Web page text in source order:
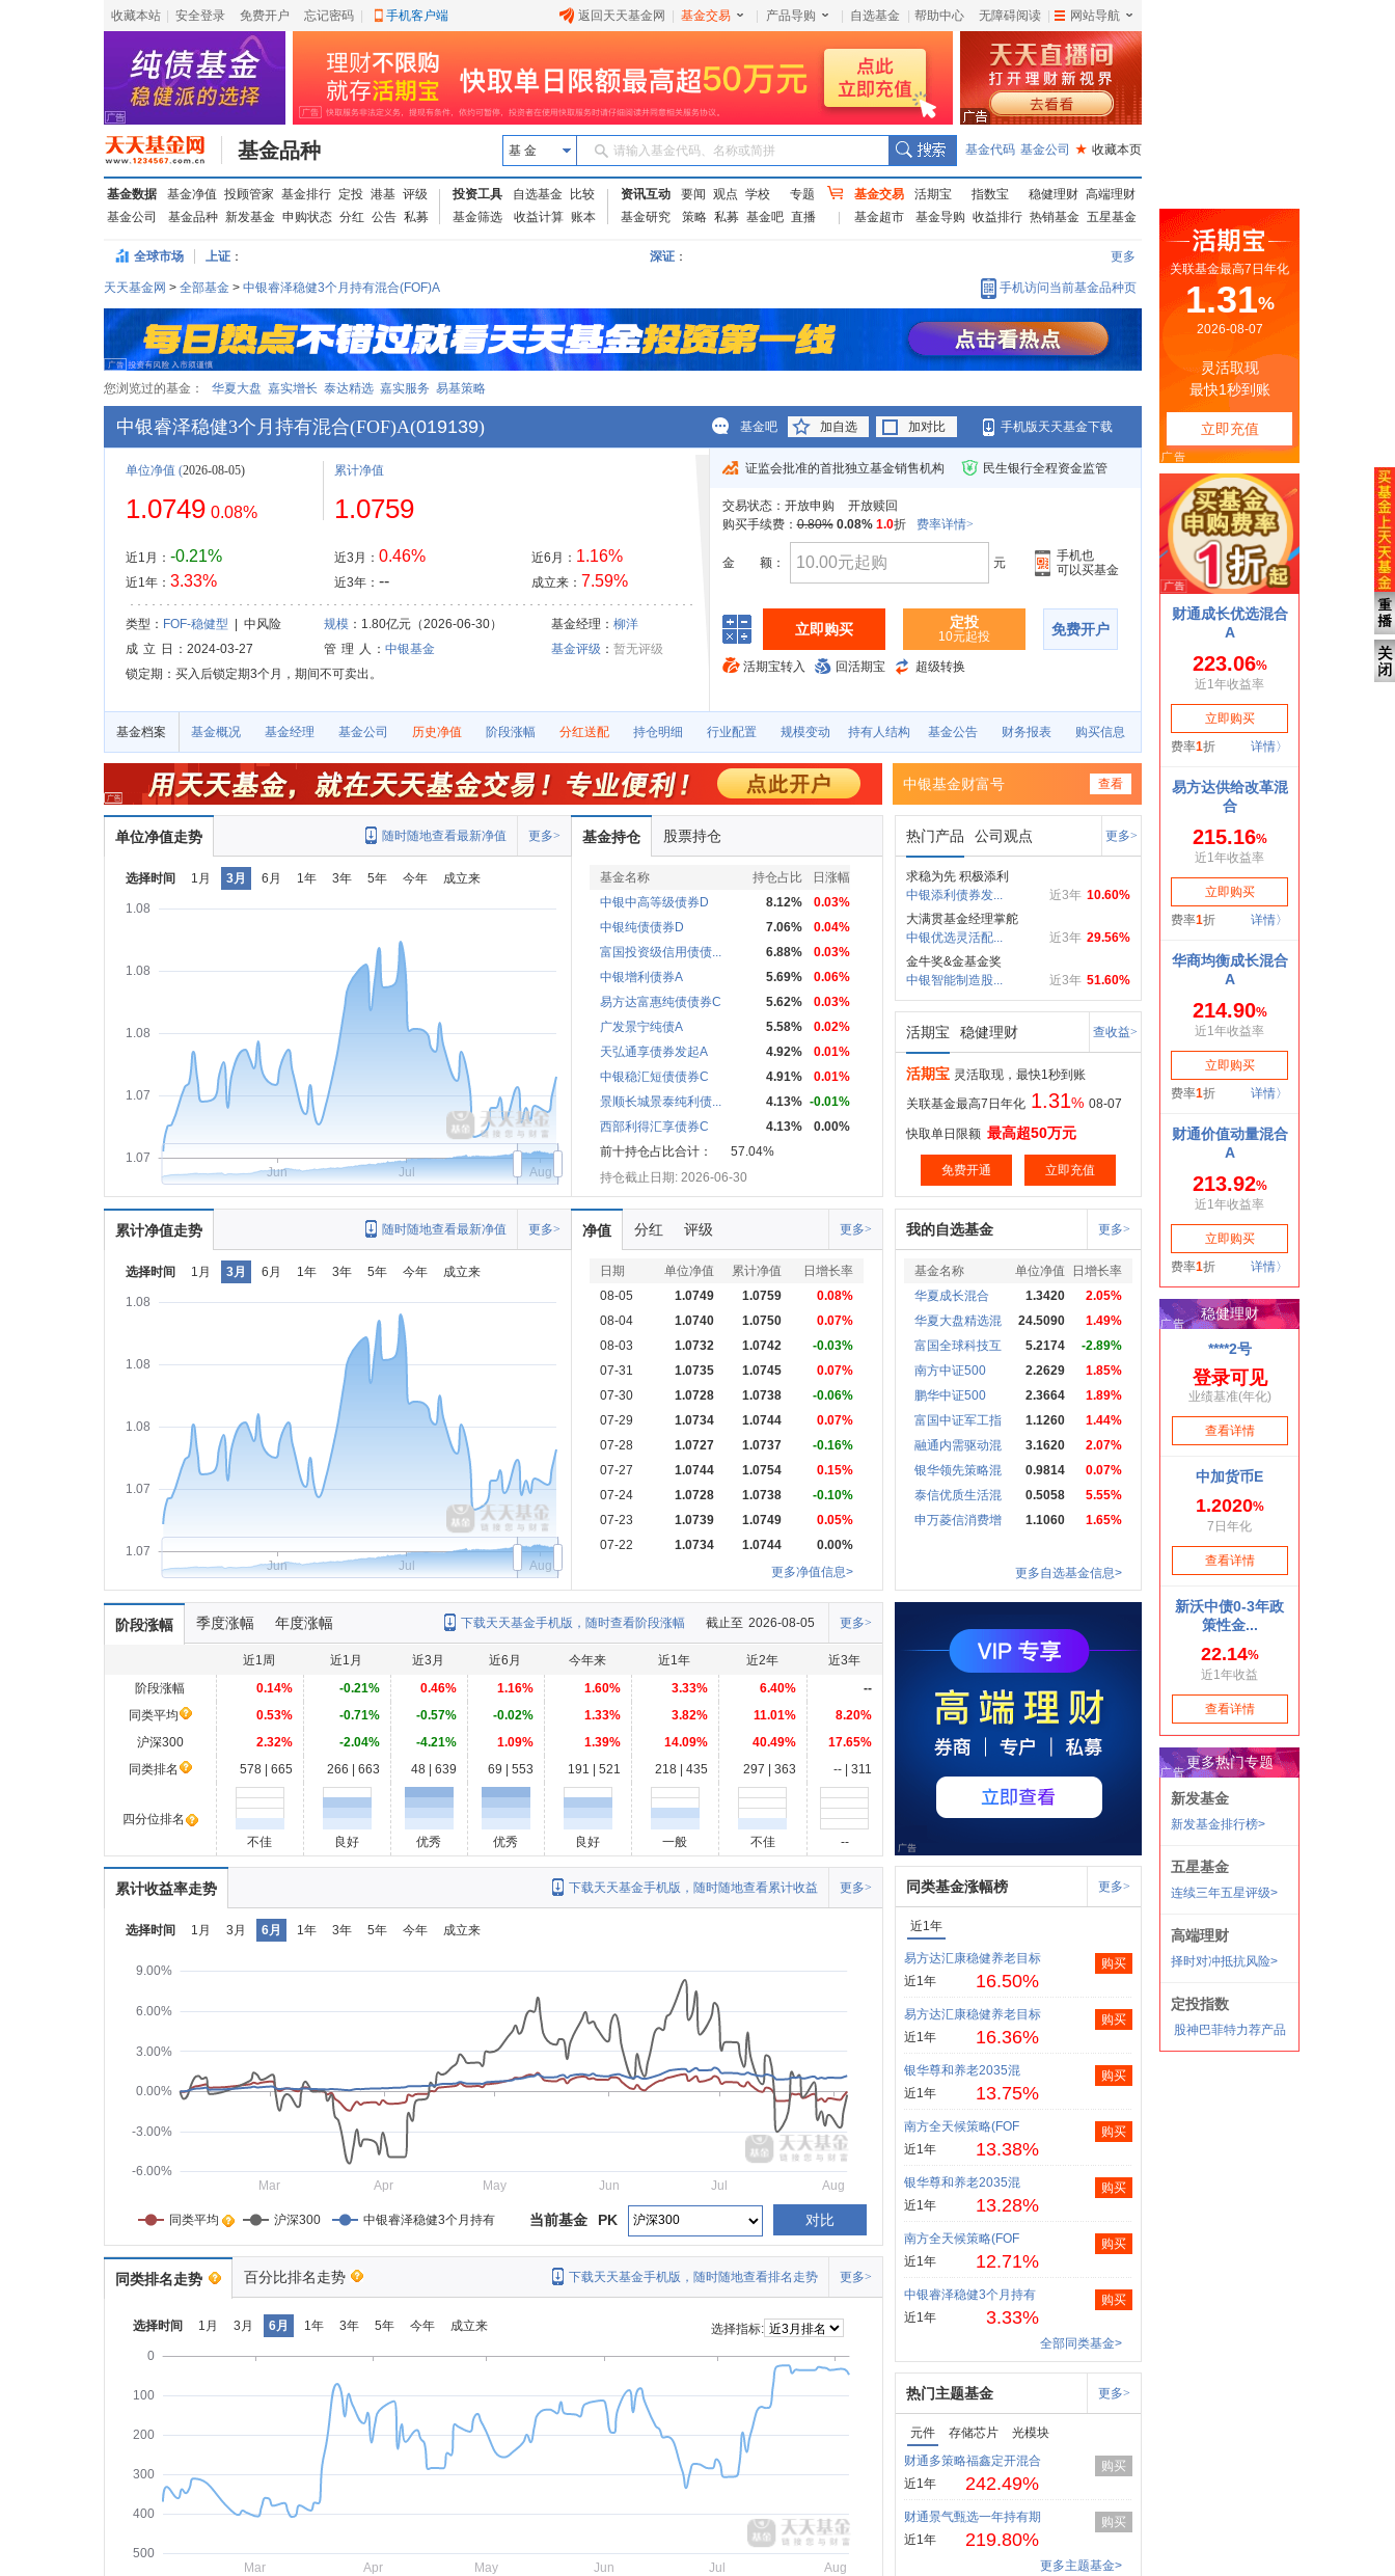
收藏本站 安全登录 免费开户 忘记密码 手机客户端 返回天天基金网 基金交易 产品导购 自选基金 帮助中心 无障碍阅读 网站导航
基金品种 基 金 请输入基金代码、名称或简拼 基金代码 基金公司 ★ 收藏本页
基金数据 基金净值 投顾管家 基金排行 定投 港基 评级
基金公司
基金品种 新发基金 申购状态 分红 公告 私募
投资工具 自选基金
比较
基金筛选
收益计算 账本
资讯互动 要闻 观点 学校
专题
基金研究
策略 私募 基金吧 直播
基金交易 活期宝 指数宝 稳健理财 高端理财
基金超市
基金导购 收益排行 热销基金 五星基金
全球市场 上证： 深证： 更多
天天基金网 > 全部基金 > 中银睿泽稳健3个月持有混合(FOF)A 手机访问当前基金品种页
您浏览过的基金： 华夏大盘 嘉实增长 泰达精选 嘉实服务 易基策略
中银睿泽稳健3个月持有混合(FOF)A(019139) 基金吧 加自选 加对比 手机版天天基金下载
单位净值 (2026-08-05)
1.0749 0.08%
近1月： -0.21%
近1年： 3.33%
累计净值
1.0759
近3月： 0.46%
近3年： --
近6月： 1.16%
成立来： 7.59%
类型： FOF-稳健型 | 中风险 规模：1.80亿元（2026-06-30） 基金经理： 柳洋
成 立 日
：2024-03-27 管 理 人 ： 中银基金 基金评级 ： 暂无评级
锁定期：买入后锁定期3个月，期间不可卖出。
证监会批准的首批独立基金销售机构 民生银行全程资金监管
交易状态： 开放申购
开放赎回
购买手续费：0.80% 0.08% 1.0折 费率详情>
金 额： 元
手机也
可以买基金
立即购买 定投
10元起投 免费开户
活期宝转入 回活期宝 超级转换
基金档案 基金概况 基金经理 基金公司 历史净值 阶段涨幅 分红送配 持仓明细 行业配置 规模变动 持有人结构 基金公告 财务报表 购买信息
中银基金财富号 查看
单位净值走势 更多>
随时随地查看最新净值
选择时间 1月 3月 6月 1年 3年 5年 今年 成立来
1.07
1.07
1.08
1.08
1.08
Jun Jul Aug
基金持仓 股票持仓
基金名称 持仓占比
日涨幅
中银中高等级债券D
8.12%
0.03%
中银纯债债券D
7.06%
0.04%
富国投资级信用债债...
6.88%
0.03%
中银增利债券A
5.69%
0.06%
易方达富惠纯债债券C
5.62%
0.03%
广发景宁纯债A
5.58%
0.02%
天弘通享债券发起A
4.92%
0.01%
中银稳汇短债债券C
4.91%
0.01%
景顺长城景泰纯利债...
4.13% -0.01%
西部利得汇享债券C
4.13%
0.00%
前十持仓占比合计：
57.04%
持仓截止日期: 2026-06-30
热门产品 公司观点 更多>
求稳为先 积极添利
10.60%
近3年
中银添利债券发...
大满贯基金经理掌舵
29.56%
近3年
中银优选灵活配...
金牛奖&金基金奖
51.60%
近3年
中银智能制造股...
活期宝 稳健理财 查收益>
活期宝 灵活取现，最快1秒到账
关联基金最高7日年化 1.31% 08-07
快取单日限额 最高超50万元
免费开通 立即充值
累计净值走势 更多>
随时随地查看最新净值
选择时间 1月 3月 6月 1年 3年 5年 今年 成立来
1.07
1.07
1.08
1.08
1.08
Jun Jul Aug
净值 分红 评级 更多>
日期 单位净值 累计净值
日增长率
08-05
1.0749 1.0759
0.08%
08-04
1.0740 1.0750
0.07%
08-03
1.0732 1.0742
-0.03%
07-31
1.0735 1.0745
0.07%
07-30
1.0728 1.0738
-0.06%
07-29
1.0734 1.0744
0.07%
07-28
1.0727 1.0737
-0.16%
07-27
1.0744 1.0754
0.15%
07-24
1.0728 1.0738
-0.10%
07-23
1.0739 1.0749
0.05%
07-22
1.0734 1.0744
0.00%
更多净值信息>
我的自选基金 更多>
基金名称 单位净值
日增长率
华夏成长混合
1.3420
2.05%
华夏大盘精选混
24.5090
1.49%
富国全球科技互
5.2174
-2.89%
南方中证500
2.2629
1.85%
鹏华中证500
2.3664
1.89%
富国中证军工指
1.1260
1.44%
融通内需驱动混
3.1620
2.07%
银华领先策略混
0.9814
0.07%
泰信优质生活混
0.5058
5.55%
申万菱信消费增
1.1060 1.65%
更多自选基金信息>
阶段涨幅 季度涨幅 年度涨幅 更多>
截止至 2026-08-05
下载天天基金手机版，随时查看阶段涨幅
近1周 近1月 近3月 近6月 今年来 近1年 近2年
近3年
阶段涨幅
0.14% -0.21% 0.46% 1.16% 1.60% 3.33% 6.40%
--
同类平均
0.53% -0.71% -0.57% -0.02% 1.33% 3.82% 11.01%
8.20%
沪深300
2.32% -2.04% -4.21% 1.09% 1.39% 14.09% 40.49%
17.65%
同类排名
578 | 665 266 | 663 48 | 639 69 | 553 191 | 521 218 | 435 297 | 363 -- | 311
四分位排名
不佳
良好 优秀 优秀 良好 一般 不佳 --
累计收益率走势 更多>
下载天天基金手机版，随时随地查看累计收益
选择时间 1月 3月 6月 1年 3年 5年 今年 成立来
-6.00%
-3.00%
0.00%
3.00%
6.00%
9.00%
Mar Apr May Jun Jul Aug
同类平均 沪深300 中银睿泽稳健3个月持有 对比
PK
当前基金
同类排名走势 百分比排名走势 更多>
下载天天基金手机版，随时随地查看排名走势
选择时间 1月 3月 6月 1年 3年 5年 今年 成立来
选择指标:
0
100
200
300
400
500
Mar
Apr May Jun Jul Aug
同类基金涨幅榜 更多>
近1年
易方达汇康稳健养老目标
近1年
16.50%
购买
易方达汇康稳健养老目标
近1年
16.36%
购买
银华尊和养老2035混
近1年
13.75%
购买
南方全天候策略(FOF
近1年
13.38%
购买
银华尊和养老2035混
近1年
13.28%
购买
南方全天候策略(FOF
近1年
12.71%
购买
中银睿泽稳健3个月持有
近1年
3.33%
购买
全部同类基金>
热门主题基金 更多>
元件 存储芯片
光模块
财通多策略福鑫定开混合
近1年
242.49%
购买
财通景气甄选一年持有期
近1年
219.80%
购买
更多主题基金>